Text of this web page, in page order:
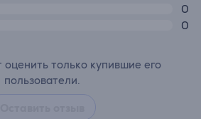
0
0
только купившие его
пользователи.